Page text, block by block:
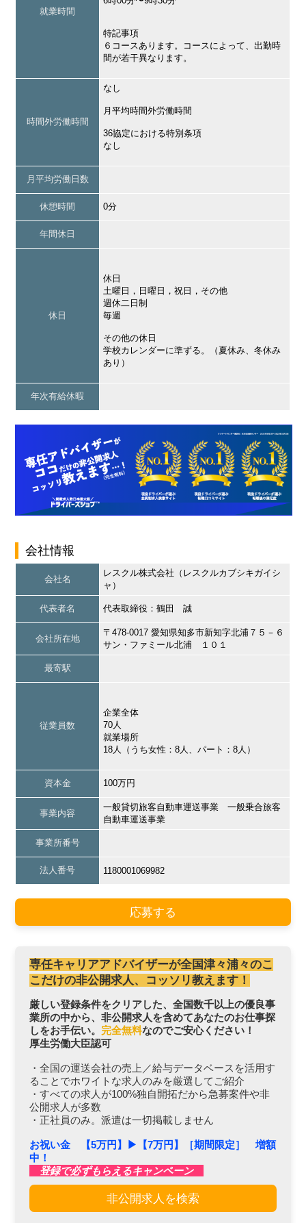
就業時間
特記事項
６コースあります。コースによって、出勤時
間が若干異なります。
時間外労働時間
なし
月平均時間外労働時間
36協定における特別条項
なし
月平均労働日数
休憩時間 0分
年間休日
休日
休日
土曜日，日曜日，祝日，その他
週休二日制
毎週
その他の休日
学校カレンダーに準ずる。（夏休み、冬休み
あり）
年次有給休暇
会社情報
会社名
レスクル株式会社（レスクルカブシキガイシ
ャ）
代表者名 代表取締役：鶴田 誠
会社所在地
〒478-0017 愛知県知多市新知字北浦７５－６
サン・ファミール北浦 １０１
最寄駅
従業員数
企業全体
70人
就業場所
18人（うち女性：8人、パート：8人）
資本金 100万円
事業内容
一般貸切旅客自動車運送事業 一般乗合旅客
自動車運送事業
事業所番号
法人番号 1180001069982
応募する
専任キャリアアドバイザーが全国津々浦々のこ
こだけの非公開求人、コッソリ教えます！
厳しい登録条件をクリアした、全国数千以上の優良事
業所の中から、非公開求人を含めてあなたのお仕事探
しをお手伝い。 完全無料なのでご安心ください！
厚生労働大臣認可
・全国の運送会社の売上／給与データベースを活用す
ることでホワイトな求人のみを厳選してご紹介
・すべての求人が100%独自開拓だから急募案件や非
公開求人が多数
・正社員のみ。派遣は一切掲載しません
お祝い金 【5万円】▶︎【7万円】［期間限定］ 増額
中！
登録で必ずもらえるキャンペーン
非公開求人を検索